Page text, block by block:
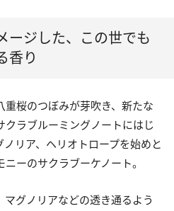
ージした、この世でも
香り
重桜のつぼみが芽吹き、新たな
ラブルーミングノートにはじ
リア、ヘリオトロープを始めと
ーのサクラブーケノート。
グノリアなどの透き通るよう